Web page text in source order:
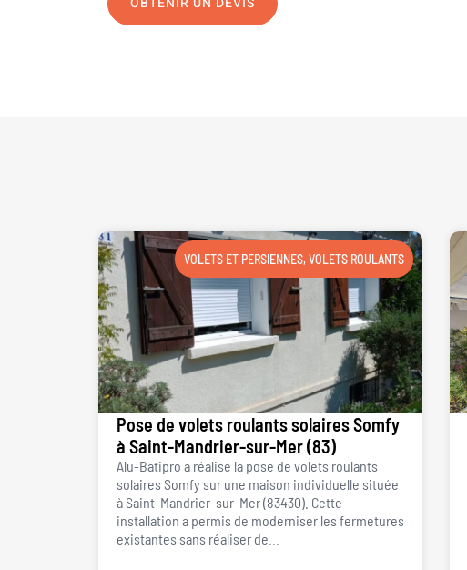
VOLETS ET PERSIENNES,VOLETS ROULANTS
Pose de volets roulants solaires Somfy
à Saint-Mandrier-sur-Mer (83)
Alu-Batipro a réalisé la pose de volets roulants
solaires Somfy sur une maison individuelle située
à Saint-Mandrier-sur-Mer (83430). Cette
installation a permis de moderniser les fermetures
existantes sans réaliser de...